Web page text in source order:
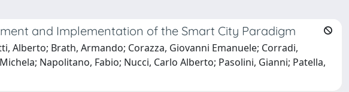
and Implementation of the Smart City Paradigm
Alberto; Brath, Armando; Corazza, Giovanni Emanuele; Corradi,
Napolitano, Fabio; Nucci, Carlo Alberto; Pasolini, Gianni; Patella,